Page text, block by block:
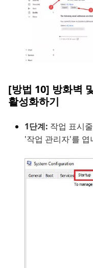
[방법 10] 방화벽
활성화하기
1단계: 작업 표시
'작업 관리자'를 엽